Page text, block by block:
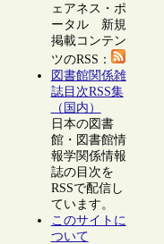
ェアネス・ポ
ータル 新規
掲載コンテン
ツのRSS：
図書館関係雑
誌目次RSS集
（国内）
日本の図書
館・図書館情
報学関係情報
誌の目次を
RSSで配信し
ています。
このサイトに
ついて